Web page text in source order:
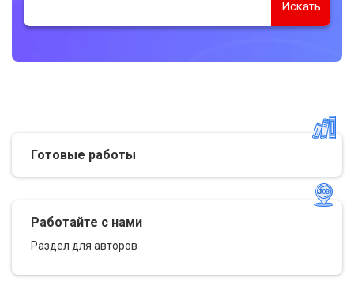
Готовые работы
Работайте с нами
Раздел для авторов